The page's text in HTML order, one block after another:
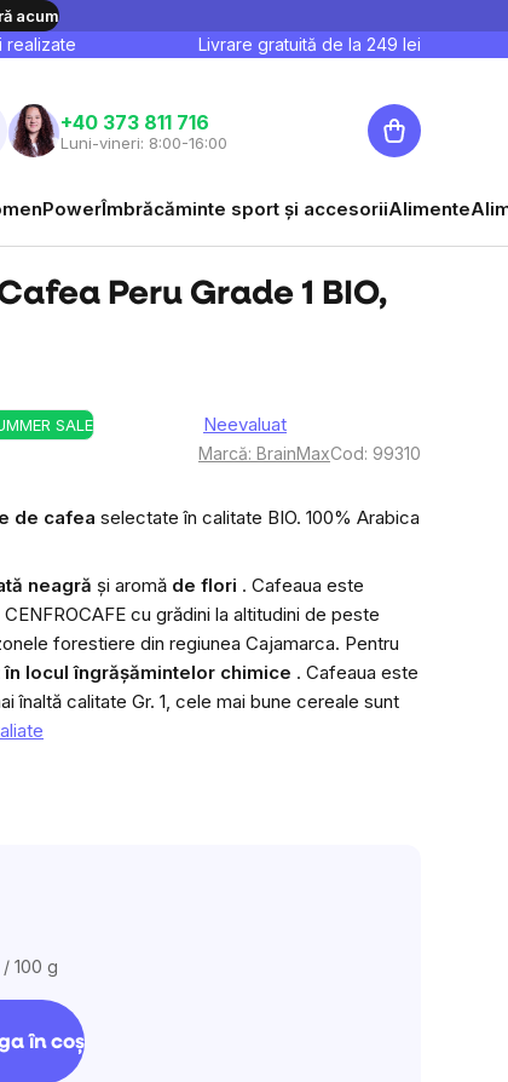
acum
realizate Livrare gratuită de la 249 lei
+40 373 811 716
Luni-vineri: 8:00-16:00
Coş
de
Îmbrăcăminte sport și accesoriiAlimente
Peru Grade 1 BIO,
SALE
Evaluarea
produsului
0,0
din
5
stele.
Neevaluat
Marcă: BrainMaxCod: 99310
de cafea selectate în calitate BIO. 100% Arabica
neagră și aromă de flori . Cafeaua este
cu grădini la altitudini de peste
forestiere din regiunea Cajamarca. Pentru
locul îngrășămintelor chimice . Cafeaua este
înaltă calitate Gr. 1, cele mai bune cereale sunt
/ 100 g
în coş